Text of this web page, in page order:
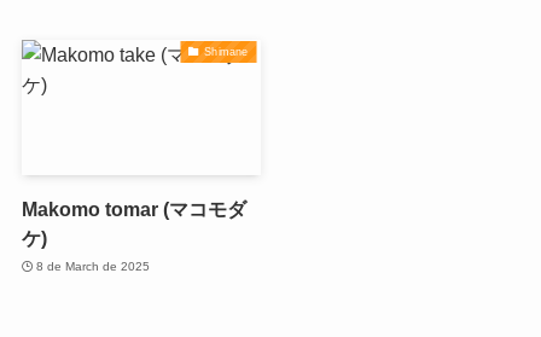
Shimane
Makomo tomar (マコモダ
ケ)
8 de March de 2025